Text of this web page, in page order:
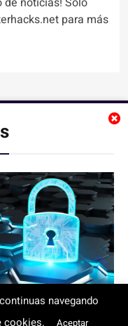
IA de Paperclip
para más
noticias
, seguridad
que registrarte
August
- www.masterhacks.net
navegando
cookies.
Aceptar